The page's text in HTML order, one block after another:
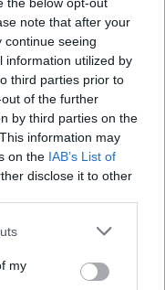
note that after your
continue seeing
information utilized by
third parties prior to
of the further
by third parties on the
information may
on the IAB’s List of
disclose it to other
my
έξοδοι στη